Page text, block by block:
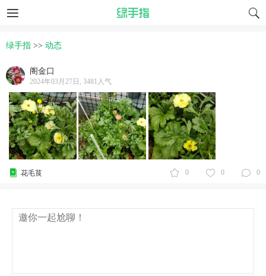
绿手指 >> 动态
阁金口
2024年03月27日, 3481人气
0 0 0
花毛茛